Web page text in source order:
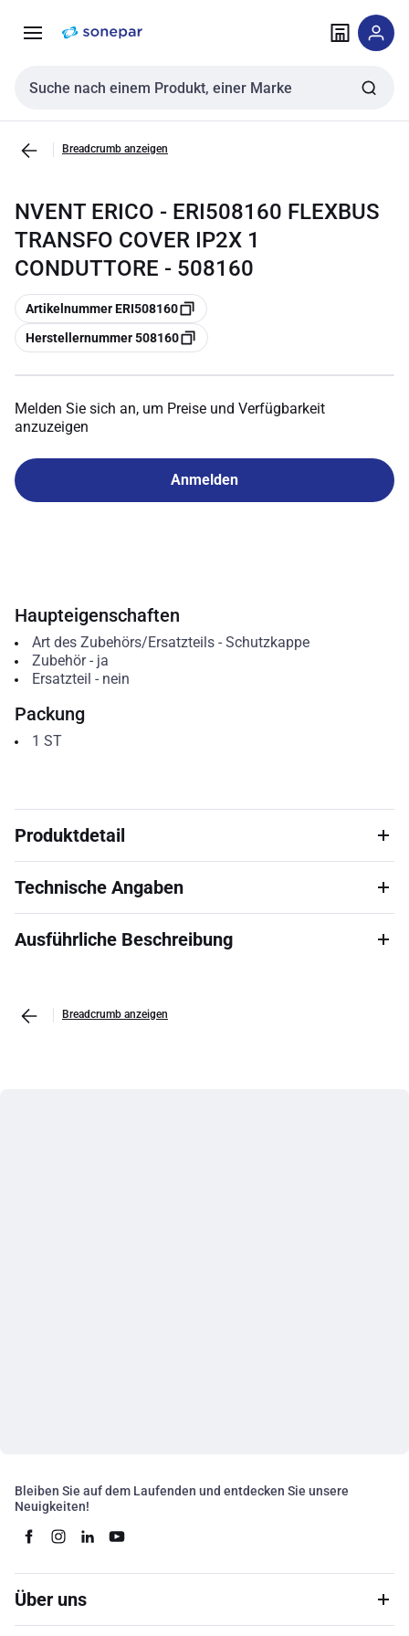
NavigationInhalt
Sucheingabe
Breadcrumb anzeigen
NVENT ERICO - ERI508160 FLEXBUS
TRANSFO COVER IP2X 1
CONDUTTORE - 508160
Kopieren
Artikelnummer ERI508160
Kopieren
Herstellernummer 508160
Melden Sie sich an, um Preise und Verfügbarkeit
anzuzeigen
Anmelden
Haupteigenschaften
Art des Zubehörs/Ersatzteils- Schutzkappe
Zubehör- ja
Ersatzteil - nein
Packung
1 ST
Produktdetail
Technische Angaben
Ausführliche Beschreibung
Breadcrumb anzeigen
Bleiben Sie auf dem Laufenden und entdecken Sie unsere
Neuigkeiten!
Über uns